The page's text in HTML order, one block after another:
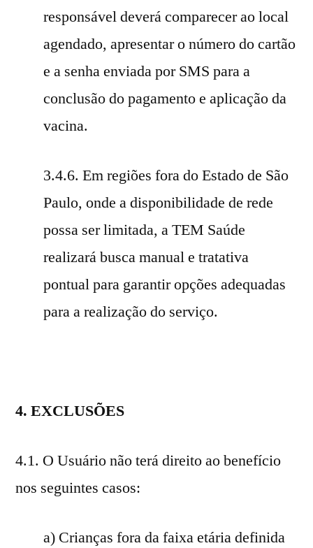
responsável deverá comparecer ao local
agendado, apresentar o número do cartão
e a senha enviada por SMS para a
conclusão do pagamento e aplicação da
vacina.
3.4.6. Em regiões fora do Estado de São
Paulo, onde a disponibilidade de rede
possa ser limitada, a TEM Saúde
realizará busca manual e tratativa
pontual para garantir opções adequadas
para a realização do serviço.
4. EXCLUSÕES
4.1. O Usuário não terá direito ao benefício
nos seguintes casos:
a) Crianças fora da faixa etária definida